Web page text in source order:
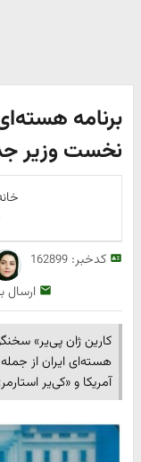
برنامه
نخست وزیر
کدخبر:162899
ارسال
کارین ژان پی‌یر»
هسته‌ای ایران از
آمریکا و «کی‌یر